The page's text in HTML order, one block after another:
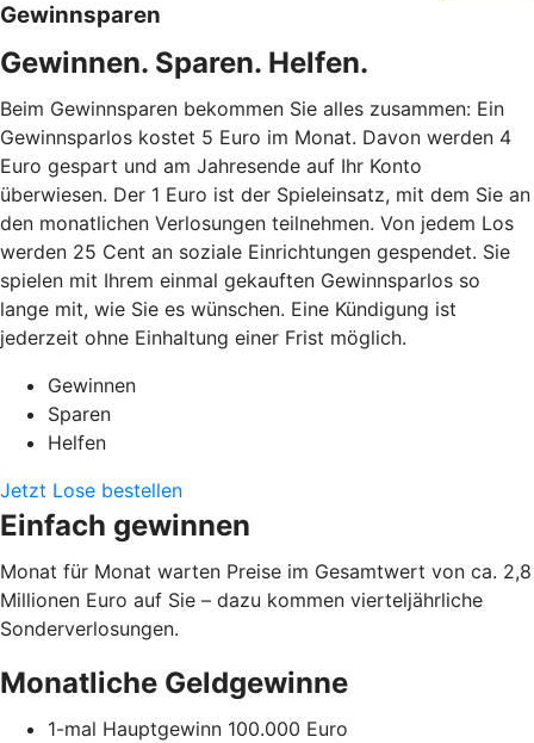
Gewinnsparen
Gewinnen. Sparen. Helfen.
Beim Gewinnsparen bekommen Sie alles zusammen: Ein
Gewinnsparlos kostet 5 Euro im Monat. Davon werden 4
Euro gespart und am Jahresende auf Ihr Konto
überwiesen. Der 1 Euro ist der Spieleinsatz, mit dem Sie an
den monatlichen Verlosungen teilnehmen. Von jedem Los
werden 25 Cent an soziale Einrichtungen gespendet. Sie
spielen mit Ihrem einmal gekauften Gewinnsparlos so
lange mit, wie Sie es wünschen. Eine Kündigung ist
jederzeit ohne Einhaltung einer Frist möglich.
Gewinnen
Sparen
Helfen
Jetzt Lose bestellen
Einfach gewinnen
Monat für Monat warten Preise im Gesamtwert von ca. 2,8
Millionen Euro auf Sie – dazu kommen vierteljährliche
Sonderverlosungen.
Monatliche Geldgewinne
1-mal Hauptgewinn 100.000 Euro